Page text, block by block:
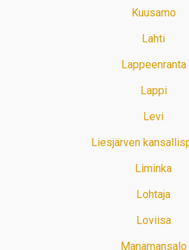
Kuusamo
Lahti
Lappeenranta
Lappi
Levi
Liesjärven
Liminka
Lohtaja
Loviisa
Manamansalo